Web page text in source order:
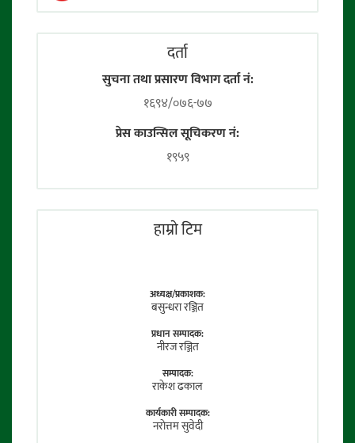
दर्ता
सुचना तथा प्रसारण विभाग दर्ता नं:
१६९४/०७६-७७
प्रेस काउन्सिल सूचिकरण नं:
१९५९
हाम्राे टिम
अध्यक्ष/प्रकाशक:
बसुन्धरा रञ्जित
प्रधान सम्पादक:
नीरज रञ्जित
सम्पादक:
राकेश ढकाल
कार्यकारी सम्पादक:
नराेत्तम सुवेदी